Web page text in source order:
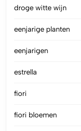
droge witte wijn
eenjarige planten
eenjarigen
estrella
fiori
fiori bloemen